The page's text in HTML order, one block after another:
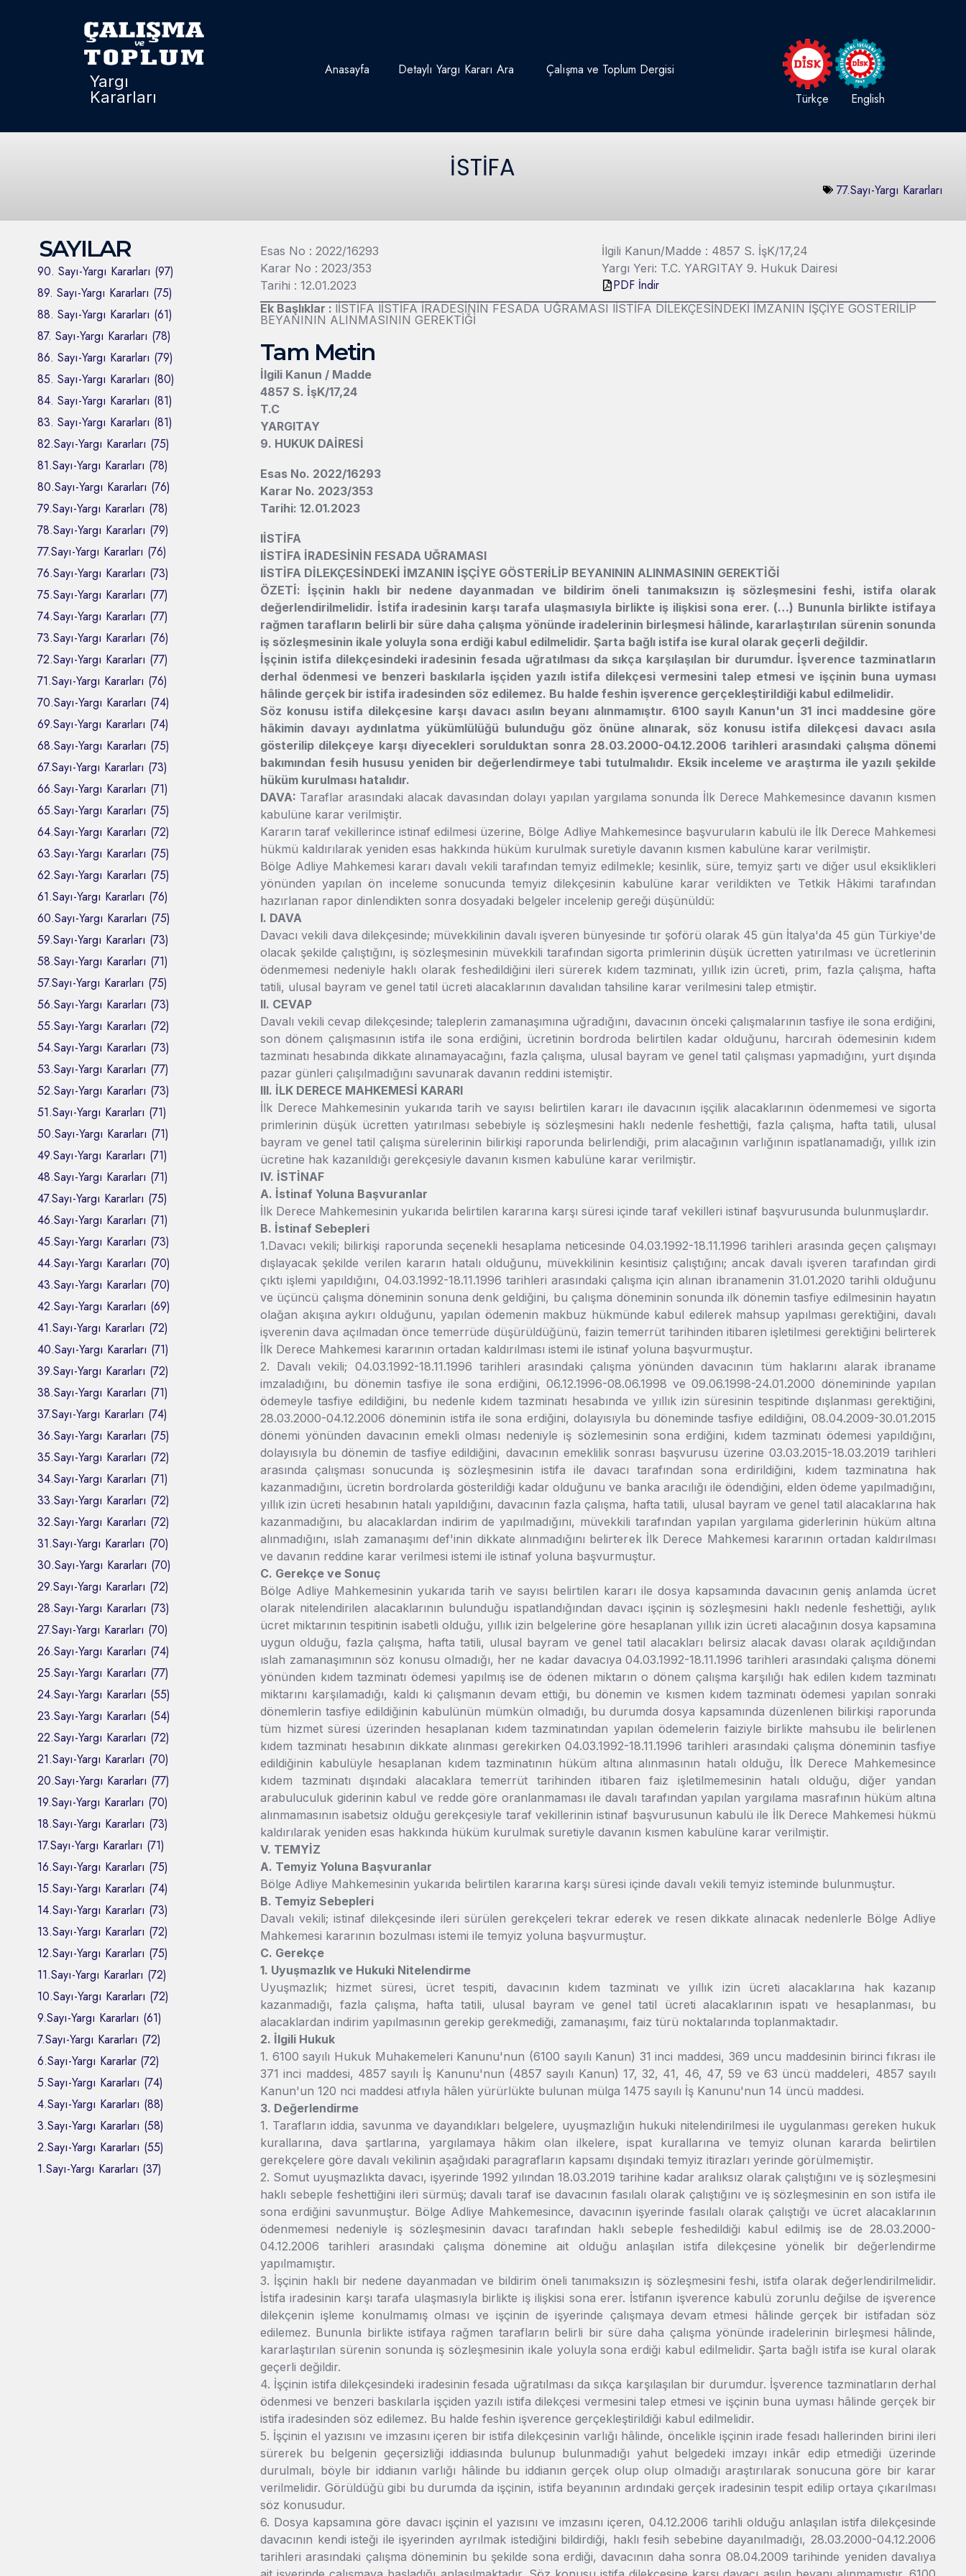
Yargı
Kararları
Anasayfa Detaylı Yargı Kararı Ara
Çalışma ve Toplum Dergisi
Türkçe
English
İSTİFA
77.Sayı-Yargı Kararları
SAYILAR
90. Sayı-Yargı Kararları (97)
89. Sayı-Yargı Kararları (75)
88. Sayı-Yargı Kararları (61)
87. Sayı-Yargı Kararları (78)
86. Sayı-Yargı Kararları (79)
85. Sayı-Yargı Kararları (80)
84. Sayı-Yargı Kararları (81)
83. Sayı-Yargı Kararları (81)
82.Sayı-Yargı Kararları (75)
81.Sayı-Yargı Kararları (78)
80.Sayı-Yargı Kararları (76)
79.Sayı-Yargı Kararları (78)
78.Sayı-Yargı Kararları (79)
77.Sayı-Yargı Kararları (76)
76.Sayı-Yargı Kararları (73)
75.Sayı-Yargı Kararları (77)
74.Sayı-Yargı Kararları (77)
73.Sayı-Yargı Kararları (76)
72.Sayı-Yargı Kararları (77)
71.Sayı-Yargı Kararları (76)
70.Sayı-Yargı Kararları (74)
69.Sayı-Yargı Kararları (74)
68.Sayı-Yargı Kararları (75)
67.Sayı-Yargı Kararları (73)
66.Sayı-Yargı Kararları (71)
65.Sayı-Yargı Kararları (75)
64.Sayı-Yargı Kararları (72)
63.Sayı-Yargı Kararları (75)
62.Sayı-Yargı Kararları (75)
61.Sayı-Yargı Kararları (76)
60.Sayı-Yargı Kararları (75)
59.Sayı-Yargı Kararları (73)
58.Sayı-Yargı Kararları (71)
57.Sayı-Yargı Kararları (75)
56.Sayı-Yargı Kararları (73)
55.Sayı-Yargı Kararları (72)
54.Sayı-Yargı Kararları (73)
53.Sayı-Yargı Kararları (77)
52.Sayı-Yargı Kararları (73)
51.Sayı-Yargı Kararları (71)
50.Sayı-Yargı Kararları (71)
49.Sayı-Yargı Kararları (71)
48.Sayı-Yargı Kararları (71)
47.Sayı-Yargı Kararları (75)
46.Sayı-Yargı Kararları (71)
45.Sayı-Yargı Kararları (73)
44.Sayı-Yargı Kararları (70)
43.Sayı-Yargı Kararları (70)
42.Sayı-Yargı Kararları (69)
41.Sayı-Yargı Kararları (72)
40.Sayı-Yargı Kararları (71)
39.Sayı-Yargı Kararları (72)
38.Sayı-Yargı Kararları (71)
37.Sayı-Yargı Kararları (74)
36.Sayı-Yargı Kararları (75)
35.Sayı-Yargı Kararları (72)
34.Sayı-Yargı Kararları (71)
33.Sayı-Yargı Kararları (72)
32.Sayı-Yargı Kararları (72)
31.Sayı-Yargı Kararları (70)
30.Sayı-Yargı Kararları (70)
29.Sayı-Yargı Kararları (72)
28.Sayı-Yargı Kararları (73)
27.Sayı-Yargı Kararları (70)
26.Sayı-Yargı Kararları (74)
25.Sayı-Yargı Kararları (77)
24.Sayı-Yargı Kararları (55)
23.Sayı-Yargı Kararları (54)
22.Sayı-Yargı Kararları (72)
21.Sayı-Yargı Kararları (70)
20.Sayı-Yargı Kararları (77)
19.Sayı-Yargı Kararları (70)
18.Sayı-Yargı Kararları (73)
17.Sayı-Yargı Kararları (71)
16.Sayı-Yargı Kararları (75)
15.Sayı-Yargı Kararları (74)
14.Sayı-Yargı Kararları (73)
13.Sayı-Yargı Kararları (72)
12.Sayı-Yargı Kararları (75)
11.Sayı-Yargı Kararları (72)
10.Sayı-Yargı Kararları (72)
9.Sayı-Yargı Kararları (61)
7.Sayı-Yargı Kararları (72)
6.Sayı-Yargı Kararlar (72)
5.Sayı-Yargı Kararları (74)
4.Sayı-Yargı Kararları (88)
3.Sayı-Yargı Kararları (58)
2.Sayı-Yargı Kararları (55)
1.Sayı-Yargı Kararları (37)
Esas No : 2022/16293
Karar No : 2023/353
Tarihi : 12.01.2023
İlgili Kanun/Madde : 4857 S. İşK/17,24
Yargı Yeri: T.C. YARGITAY 9. Hukuk Dairesi
PDF İndir
Ek Başlıklar : lİSTİFA lİSTİFA İRADESİNİN FESADA UĞRAMASI lİSTİFA DİLEKÇESİNDEKİ İMZANIN İŞÇİYE GÖSTERİLİP
BEYANININ ALINMASININ GEREKTİĞİ
Tam Metin
İlgili Kanun / Madde
4857 S. İşK/17,24
T.C
YARGITAY
9. HUKUK DAİRESİ
Esas No. 2022/16293
Karar No. 2023/353
Tarihi: 12.01.2023
lİSTİFA
lİSTİFA İRADESİNİN FESADA UĞRAMASI
lİSTİFA DİLEKÇESİNDEKİ İMZANIN İŞÇİYE GÖSTERİLİP BEYANININ ALINMASININ GEREKTİĞİ
ÖZETİ: İşçinin haklı bir nedene dayanmadan ve bildirim öneli tanımaksızın iş sözleşmesini feshi, istifa olarak
değerlendirilmelidir. İstifa iradesinin karşı tarafa ulaşmasıyla birlikte iş ilişkisi sona erer. (…) Bununla birlikte istifaya
rağmen tarafların belirli bir süre daha çalışma yönünde iradelerinin birleşmesi hâlinde, kararlaştırılan sürenin sonunda
iş sözleşmesinin ikale yoluyla sona erdiği kabul edilmelidir. Şarta bağlı istifa ise kural olarak geçerli değildir.
İşçinin istifa dilekçesindeki iradesinin fesada uğratılması da sıkça karşılaşılan bir durumdur. İşverence tazminatların
derhal ödenmesi ve benzeri baskılarla işçiden yazılı istifa dilekçesi vermesini talep etmesi ve işçinin buna uyması
hâlinde gerçek bir istifa iradesinden söz edilemez. Bu halde feshin işverence gerçekleştirildiği kabul edilmelidir.
Söz konusu istifa dilekçesine karşı davacı asılın beyanı alınmamıştır. 6100 sayılı Kanun'un 31 inci maddesine göre
hâkimin davayı aydınlatma yükümlülüğü bulunduğu göz önüne alınarak, söz konusu istifa dilekçesi davacı asıla
gösterilip dilekçeye karşı diyecekleri sorulduktan sonra 28.03.2000-04.12.2006 tarihleri arasındaki çalışma dönemi
bakımından fesih hususu yeniden bir değerlendirmeye tabi tutulmalıdır. Eksik inceleme ve araştırma ile yazılı şekilde
hüküm kurulması hatalıdır.
DAVA: Taraflar arasındaki alacak davasından dolayı yapılan yargılama sonunda İlk Derece Mahkemesince davanın kısmen
kabulüne karar verilmiştir.
Kararın taraf vekillerince istinaf edilmesi üzerine, Bölge Adliye Mahkemesince başvuruların kabulü ile İlk Derece Mahkemesi
hükmü kaldırılarak yeniden esas hakkında hüküm kurulmak suretiyle davanın kısmen kabulüne karar verilmiştir.
Bölge Adliye Mahkemesi kararı davalı vekili tarafından temyiz edilmekle; kesinlik, süre, temyiz şartı ve diğer usul eksiklikleri
yönünden yapılan ön inceleme sonucunda temyiz dilekçesinin kabulüne karar verildikten ve Tetkik Hâkimi tarafından
hazırlanan rapor dinlendikten sonra dosyadaki belgeler incelenip gereği düşünüldü:
I. DAVA
Davacı vekili dava dilekçesinde; müvekkilinin davalı işveren bünyesinde tır şoförü olarak 45 gün İtalya'da 45 gün Türkiye'de
olacak şekilde çalıştığını, iş sözleşmesinin müvekkili tarafından sigorta primlerinin düşük ücretten yatırılması ve ücretlerinin
ödenmemesi nedeniyle haklı olarak feshedildiğini ileri sürerek kıdem tazminatı, yıllık izin ücreti, prim, fazla çalışma, hafta
tatili, ulusal bayram ve genel tatil ücreti alacaklarının davalıdan tahsiline karar verilmesini talep etmiştir.
II. CEVAP
Davalı vekili cevap dilekçesinde; taleplerin zamanaşımına uğradığını, davacının önceki çalışmalarının tasfiye ile sona erdiğini,
son dönem çalışmasının istifa ile sona erdiğini, ücretinin bordroda belirtilen kadar olduğunu, harcırah ödemesinin kıdem
tazminatı hesabında dikkate alınamayacağını, fazla çalışma, ulusal bayram ve genel tatil çalışması yapmadığını, yurt dışında
pazar günleri çalışılmadığını savunarak davanın reddini istemiştir.
III. İLK DERECE MAHKEMESİ KARARI
İlk Derece Mahkemesinin yukarıda tarih ve sayısı belirtilen kararı ile davacının işçilik alacaklarının ödenmemesi ve sigorta
primlerinin düşük ücretten yatırılması sebebiyle iş sözleşmesini haklı nedenle feshettiği, fazla çalışma, hafta tatili, ulusal
bayram ve genel tatil çalışma sürelerinin bilirkişi raporunda belirlendiği, prim alacağının varlığının ispatlanamadığı, yıllık izin
ücretine hak kazanıldığı gerekçesiyle davanın kısmen kabulüne karar verilmiştir.
IV. İSTİNAF
A. İstinaf Yoluna Başvuranlar
İlk Derece Mahkemesinin yukarıda belirtilen kararına karşı süresi içinde taraf vekilleri istinaf başvurusunda bulunmuşlardır.
B. İstinaf Sebepleri
1.Davacı vekili; bilirkişi raporunda seçenekli hesaplama neticesinde 04.03.1992-18.11.1996 tarihleri arasında geçen çalışmayı
dışlayacak şekilde verilen kararın hatalı olduğunu, müvekkilinin kesintisiz çalıştığını; ancak davalı işveren tarafından girdi
çıktı işlemi yapıldığını, 04.03.1992-18.11.1996 tarihleri arasındaki çalışma için alınan ibranamenin 31.01.2020 tarihli olduğunu
ve üçüncü çalışma döneminin sonuna denk geldiğini, bu çalışma döneminin sonunda ilk dönemin tasfiye edilmesinin hayatın
olağan akışına aykırı olduğunu, yapılan ödemenin makbuz hükmünde kabul edilerek mahsup yapılması gerektiğini, davalı
işverenin dava açılmadan önce temerrüde düşürüldüğünü, faizin temerrüt tarihinden itibaren işletilmesi gerektiğini belirterek
İlk Derece Mahkemesi kararının ortadan kaldırılması istemi ile istinaf yoluna başvurmuştur.
2. Davalı vekili; 04.03.1992-18.11.1996 tarihleri arasındaki çalışma yönünden davacının tüm haklarını alarak ibraname
imzaladığını, bu dönemin tasfiye ile sona erdiğini, 06.12.1996-08.06.1998 ve 09.06.1998-24.01.2000 dönemininde yapılan
ödemeyle tasfiye edildiğini, bu nedenle kıdem tazminatı hesabında ve yıllık izin süresinin tespitinde dışlanması gerektiğini,
28.03.2000-04.12.2006 döneminin istifa ile sona erdiğini, dolayısıyla bu döneminde tasfiye edildiğini, 08.04.2009-30.01.2015
dönemi yönünden davacının emekli olması nedeniyle iş sözlemesinin sona erdiğini, kıdem tazminatı ödemesi yapıldığını,
dolayısıyla bu dönemin de tasfiye edildiğini, davacının emeklilik sonrası başvurusu üzerine 03.03.2015-18.03.2019 tarihleri
arasında çalışması sonucunda iş sözleşmesinin istifa ile davacı tarafından sona erdirildiğini, kıdem tazminatına hak
kazanmadığını, ücretin bordrolarda gösterildiği kadar olduğunu ve banka aracılığı ile ödendiğini, elden ödeme yapılmadığını,
yıllık izin ücreti hesabının hatalı yapıldığını, davacının fazla çalışma, hafta tatili, ulusal bayram ve genel tatil alacaklarına hak
kazanmadığını, bu alacaklardan indirim de yapılmadığını, müvekkili tarafından yapılan yargılama giderlerinin hüküm altına
alınmadığını, ıslah zamanaşımı def'inin dikkate alınmadığını belirterek İlk Derece Mahkemesi kararının ortadan kaldırılması
ve davanın reddine karar verilmesi istemi ile istinaf yoluna başvurmuştur.
C. Gerekçe ve Sonuç
Bölge Adliye Mahkemesinin yukarıda tarih ve sayısı belirtilen kararı ile dosya kapsamında davacının geniş anlamda ücret
olarak nitelendirilen alacaklarının bulunduğu ispatlandığından davacı işçinin iş sözleşmesini haklı nedenle feshettiği, aylık
ücret miktarının tespitinin isabetli olduğu, yıllık izin belgelerine göre hesaplanan yıllık izin ücreti alacağının dosya kapsamına
uygun olduğu, fazla çalışma, hafta tatili, ulusal bayram ve genel tatil alacakları belirsiz alacak davası olarak açıldığından
ıslah zamanaşımının söz konusu olmadığı, her ne kadar davacıya 04.03.1992-18.11.1996 tarihleri arasındaki çalışma dönemi
yönünden kıdem tazminatı ödemesi yapılmış ise de ödenen miktarın o dönem çalışma karşılığı hak edilen kıdem tazminatı
miktarını karşılamadığı, kaldı ki çalışmanın devam ettiği, bu dönemin ve kısmen kıdem tazminatı ödemesi yapılan sonraki
dönemlerin tasfiye edildiğinin kabulünün mümkün olmadığı, bu durumda dosya kapsamında düzenlenen bilirkişi raporunda
tüm hizmet süresi üzerinden hesaplanan kıdem tazminatından yapılan ödemelerin faiziyle birlikte mahsubu ile belirlenen
kıdem tazminatı hesabının dikkate alınması gerekirken 04.03.1992-18.11.1996 tarihleri arasındaki çalışma döneminin tasfiye
edildiğinin kabulüyle hesaplanan kıdem tazminatının hüküm altına alınmasının hatalı olduğu, İlk Derece Mahkemesince
kıdem tazminatı dışındaki alacaklara temerrüt tarihinden itibaren faiz işletilmemesinin hatalı olduğu, diğer yandan
arabuluculuk giderinin kabul ve redde göre oranlanmaması ile davalı tarafından yapılan yargılama masrafının hüküm altına
alınmamasının isabetsiz olduğu gerekçesiyle taraf vekillerinin istinaf başvurusunun kabulü ile İlk Derece Mahkemesi hükmü
kaldırılarak yeniden esas hakkında hüküm kurulmak suretiyle davanın kısmen kabulüne karar verilmiştir.
V. TEMYİZ
A. Temyiz Yoluna Başvuranlar
Bölge Adliye Mahkemesinin yukarıda belirtilen kararına karşı süresi içinde davalı vekili temyiz isteminde bulunmuştur.
B. Temyiz Sebepleri
Davalı vekili; istinaf dilekçesinde ileri sürülen gerekçeleri tekrar ederek ve resen dikkate alınacak nedenlerle Bölge Adliye
Mahkemesi kararının bozulması istemi ile temyiz yoluna başvurmuştur.
C. Gerekçe
1. Uyuşmazlık ve Hukuki Nitelendirme
Uyuşmazlık; hizmet süresi, ücret tespiti, davacının kıdem tazminatı ve yıllık izin ücreti alacaklarına hak kazanıp
kazanmadığı, fazla çalışma, hafta tatili, ulusal bayram ve genel tatil ücreti alacaklarının ispatı ve hesaplanması, bu
alacaklardan indirim yapılmasının gerekip gerekmediği, zamanaşımı, faiz türü noktalarında toplanmaktadır.
2. İlgili Hukuk
1. 6100 sayılı Hukuk Muhakemeleri Kanunu'nun (6100 sayılı Kanun) 31 inci maddesi, 369 uncu maddesinin birinci fıkrası ile
371 inci maddesi, 4857 sayılı İş Kanunu'nun (4857 sayılı Kanun) 17, 32, 41, 46, 47, 59 ve 63 üncü maddeleri, 4857 sayılı
Kanun'un 120 nci maddesi atfıyla hâlen yürürlükte bulunan mülga 1475 sayılı İş Kanunu'nun 14 üncü maddesi.
3. Değerlendirme
1. Tarafların iddia, savunma ve dayandıkları belgelere, uyuşmazlığın hukuki nitelendirilmesi ile uygulanması gereken hukuk
kurallarına, dava şartlarına, yargılamaya hâkim olan ilkelere, ispat kurallarına ve temyiz olunan kararda belirtilen
gerekçelere göre davalı vekilinin aşağıdaki paragrafların kapsamı dışındaki temyiz itirazları yerinde görülmemiştir.
2. Somut uyuşmazlıkta davacı, işyerinde 1992 yılından 18.03.2019 tarihine kadar aralıksız olarak çalıştığını ve iş sözleşmesini
haklı sebeple feshettiğini ileri sürmüş; davalı taraf ise davacının fasılalı olarak çalıştığını ve iş sözleşmesinin en son istifa ile
sona erdiğini savunmuştur. Bölge Adliye Mahkemesince, davacının işyerinde fasılalı olarak çalıştığı ve ücret alacaklarının
ödenmemesi nedeniyle iş sözleşmesinin davacı tarafından haklı sebeple feshedildiği kabul edilmiş ise de 28.03.2000-
04.12.2006 tarihleri arasındaki çalışma dönemine ait olduğu anlaşılan istifa dilekçesine yönelik bir değerlendirme
yapılmamıştır.
3. İşçinin haklı bir nedene dayanmadan ve bildirim öneli tanımaksızın iş sözleşmesini feshi, istifa olarak değerlendirilmelidir.
İstifa iradesinin karşı tarafa ulaşmasıyla birlikte iş ilişkisi sona erer. İstifanın işverence kabulü zorunlu değilse de işverence
dilekçenin işleme konulmamış olması ve işçinin de işyerinde çalışmaya devam etmesi hâlinde gerçek bir istifadan söz
edilemez. Bununla birlikte istifaya rağmen tarafların belirli bir süre daha çalışma yönünde iradelerinin birleşmesi hâlinde,
kararlaştırılan sürenin sonunda iş sözleşmesinin ikale yoluyla sona erdiği kabul edilmelidir. Şarta bağlı istifa ise kural olarak
geçerli değildir.
4. İşçinin istifa dilekçesindeki iradesinin fesada uğratılması da sıkça karşılaşılan bir durumdur. İşverence tazminatların derhal
ödenmesi ve benzeri baskılarla işçiden yazılı istifa dilekçesi vermesini talep etmesi ve işçinin buna uyması hâlinde gerçek bir
istifa iradesinden söz edilemez. Bu halde feshin işverence gerçekleştirildiği kabul edilmelidir.
5. İşçinin el yazısını ve imzasını içeren bir istifa dilekçesinin varlığı hâlinde, öncelikle işçinin irade fesadı hallerinden birini ileri
sürerek bu belgenin geçersizliği iddiasında bulunup bulunmadığı yahut belgedeki imzayı inkâr edip etmediği üzerinde
durulmalı, böyle bir iddianın varlığı hâlinde bu iddianın gerçek olup olup olmadığı araştırılarak sonucuna göre bir karar
verilmelidir. Görüldüğü gibi bu durumda da işçinin, istifa beyanının ardındaki gerçek iradesinin tespit edilip ortaya çıkarılması
söz konusudur.
6. Dosya kapsamına göre davacı işçinin el yazısını ve imzasını içeren, 04.12.2006 tarihli olduğu anlaşılan istifa dilekçesinde
davacının kendi isteği ile işyerinden ayrılmak istediğini bildirdiği, haklı fesih sebebine dayanılmadığı, 28.03.2000-04.12.2006
tarihleri arasındaki çalışma döneminin bu şekilde sona erdiği, davacının daha sonra 08.04.2009 tarihinde yeniden davalıya